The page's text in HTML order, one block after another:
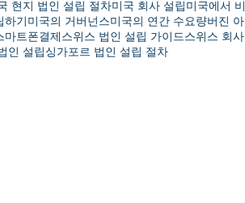
현지 법인 설립 절차미국 회사 설립미국에서
하기미국의 거버넌스미국의 연간 수요량버진
마트폰결제스위스 법인 설립 가이드스위스 회
인 설립싱가포르 법인 설립 절차